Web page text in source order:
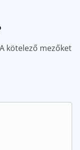
A kötelező mezőket